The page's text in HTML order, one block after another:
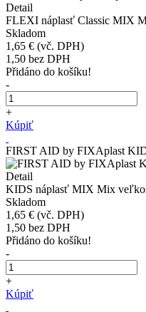
Detail
FLEXI náplasť Classic MIX
Skladom
1,65 € (vč. DPH)
1,50 bez DPH
Přidáno do košíku!
-
+
Kúpiť
FIRST AID by FIXAplast
Detail
KIDS náplasť MIX Mix
Skladom
1,65 € (vč. DPH)
1,50 bez DPH
Přidáno do košíku!
-
+
Kúpiť